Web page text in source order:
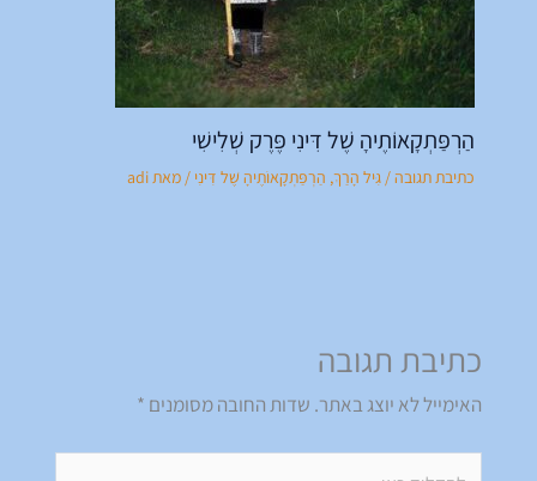
הַרְפַּתְקָאוֹתֶיהָ שֶׁל דִּינִי פֶּרֶק שְׁלִישִׁי
כתיבת תגובה/ גִּיל הָרַךְ, הַרְפַּתְקָאוֹתֶיהָ שֶׁל דִּינִי / מאתadi
כתיבת תגובה
האימייל לא יוצג באתר. שדות החובה מסומנים *